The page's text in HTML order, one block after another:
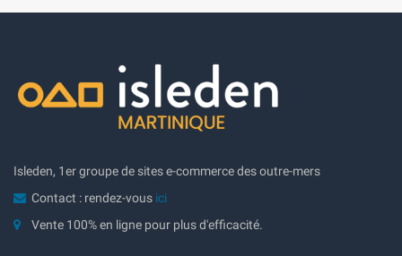
Isleden, 1er groupe de sites e-commerce des outre-mers
Contact : rendez-vous ici
Vente 100% en ligne pour plus d'efficacité.